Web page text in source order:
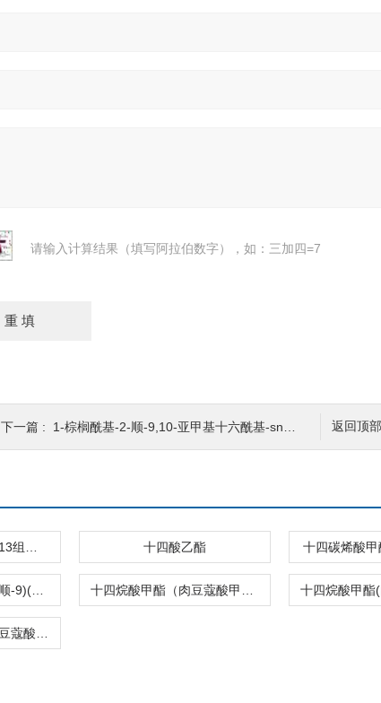
请输入计算结果（填写阿拉伯数字），如：三加四=7
返回顶部
下一篇 : 1-棕榈酰基-2-顺-9,10-亚甲基十六酰基-sn-甘油-3-磷酸
十四酸乙酯 十四碳烯酸